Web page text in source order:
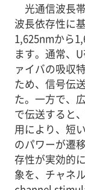
光通信波長
波長依存性に
1,625nmから
ます。通常、
ァイバの吸収
ため、信号伝
た。一方で、
で伝送すると
用により、短
のパワーが遷
存性が実効的
象を、チャネ